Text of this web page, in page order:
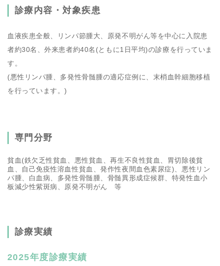
診療内容・対象疾患
血液疾患全般、リンパ節腫大、原発不明がん等を中心に入院患
者約30名、外来患者約40名(ともに1日平均)の診療を行っていま
す。
(悪性リンパ腫、多発性骨髄腫の適応症例に、末梢血幹細胞移植
を行っています。)
専門分野
貧血(鉄欠乏性貧血、悪性貧血、再生不良性貧血、胃切除後貧
血、自己免疫性溶血性貧血、発作性夜間血色素尿症)、悪性リン
パ腫、白血病、多発性骨髄腫、骨髄異形成症候群、特発性血小
板減少性紫斑病、原発不明がん 等
診療実績
2025年度診療実績